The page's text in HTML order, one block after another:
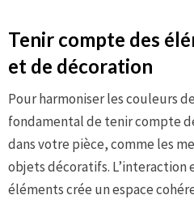
Tenir compte des
et de décoration
Pour harmoniser les couleurs
fondamental de tenir compte
dans votre pièce, comme les
objets décoratifs. L’interaction
éléments crée un espace